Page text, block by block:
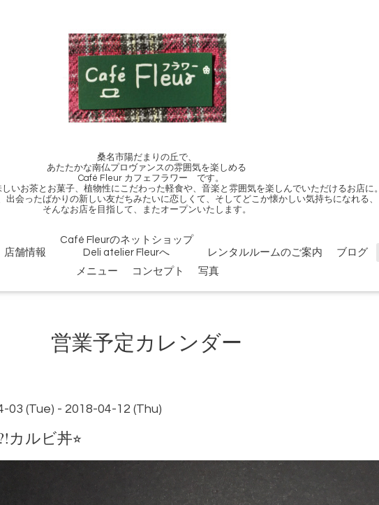
桑名市陽だまりの丘で、
あたたかな南仏プロヴァンスの雰囲気を楽しめる
Café Fleur カフェフラワー です。
いお茶とお菓子、植物性にこだわった軽食や、音楽と雰囲気を楽しんでいただけるお店に。
出会ったばかりの新しい友だちみたいに恋しくて、そしてどこか懐かしい気持ちになれる、
そんなお店を目指して、またオープンいたします。
店舗情報
Café Fleurのネットショップ
Deli atelier Fleurへ
レンタルルームのご案内 ブログ
メニュー
コンセプト 写真
営業予定カレンダー
03 (Tue) - 2018-04-12 (Thu)
カルビ丼⭐︎